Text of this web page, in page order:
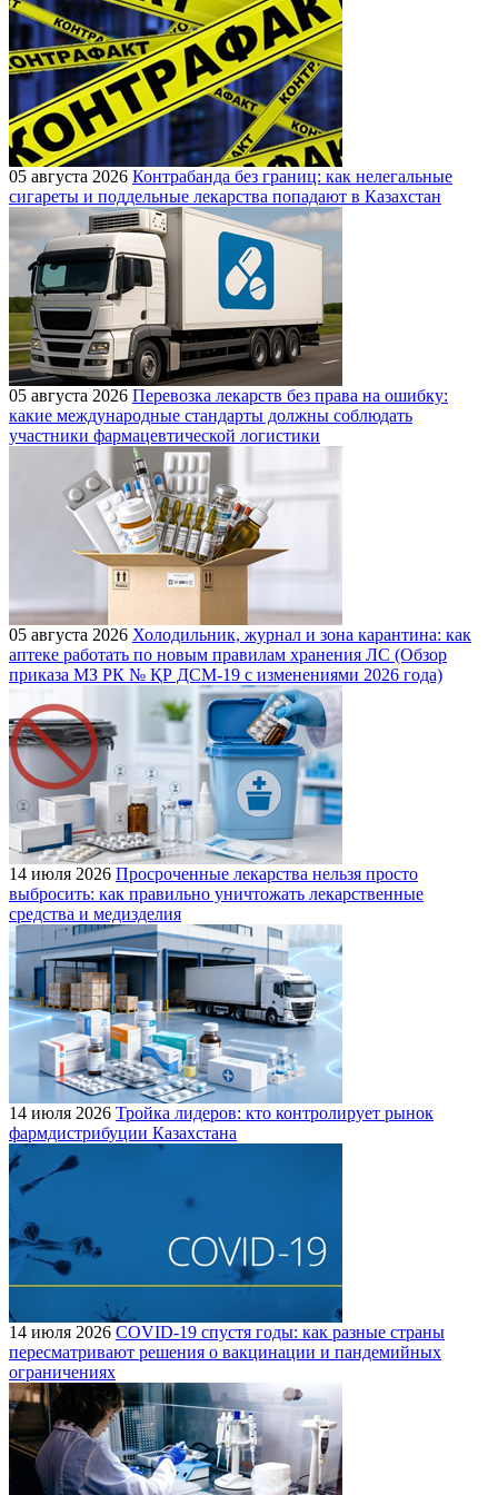
05 августа 2026 Контрабанда без границ: как нелегальные
сигареты и поддельные лекарства попадают в Казахстан
05 августа 2026 Перевозка лекарств без права на ошибку:
какие международные стандарты должны соблюдать
участники фармацевтической логистики
05 августа 2026 Холодильник, журнал и зона карантина: как
аптеке работать по новым правилам хранения ЛС (Обзор
приказа МЗ РК № ҚР ДСМ-19 с изменениями 2026 года)
14 июля 2026 Просроченные лекарства нельзя просто
выбросить: как правильно уничтожать лекарственные
средства и медизделия
14 июля 2026 Тройка лидеров: кто контролирует рынок
фармдистрибуции Казахстана
14 июля 2026 COVID-19 спустя годы: как разные страны
пересматривают решения о вакцинации и пандемийных
ограничениях